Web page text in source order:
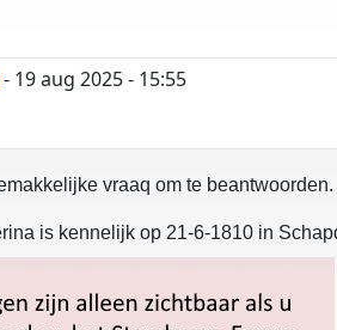
- 19 aug 2025 - 15:55
vraaq om te beantwoorden.
is kennelijk op 21-6-1810 in